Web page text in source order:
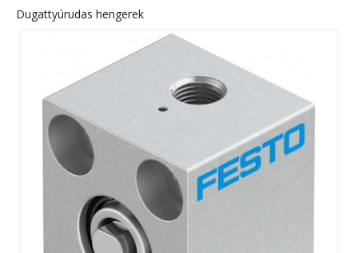
Dugattyúrudas hengerek